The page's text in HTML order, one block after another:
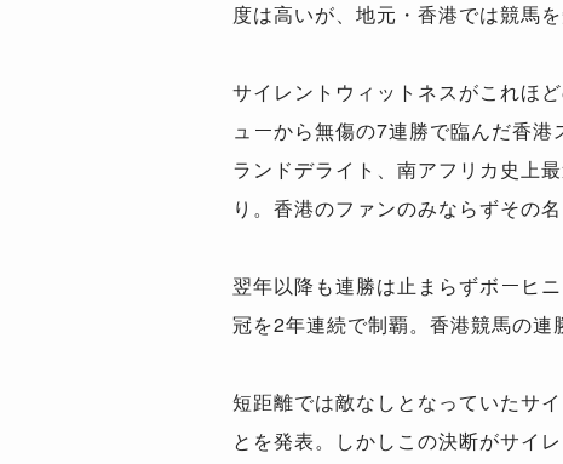
度は高いが、地元・香港では競馬
サイレントウィットネスがこれほ
ューから無傷の7連勝で臨んだ香
ランドデライト、南アフリカ史上
り。香港のファンのみならずその名
翌年以降も連勝は止まらずボーヒ
冠を2年連続で制覇。香港競馬の連
短距離では敵なしとなっていたサ
とを発表。しかしこの決断がサイ